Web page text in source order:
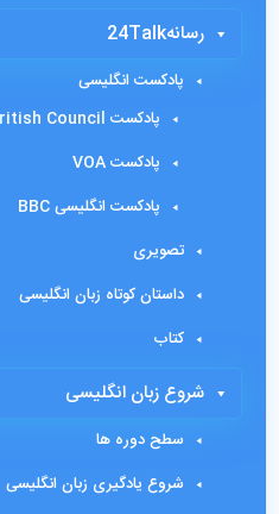
رسانه24Talk
پادکست انگلیسی
پادکست British Council
پادکست VOA
پادکست انگلیسی BBC
تصویری
داستان کوتاه زبان انگلیسی
کتاب
شروع زبان انگلیسی
سطح دوره ها
شروع یادگیری زبان انگلیسی